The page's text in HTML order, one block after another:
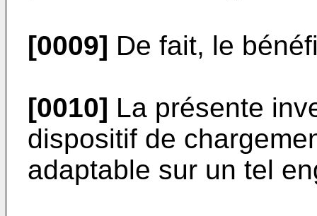
[0009] De fait, le
[0010] La présente
dispositif de
adaptable sur un tel